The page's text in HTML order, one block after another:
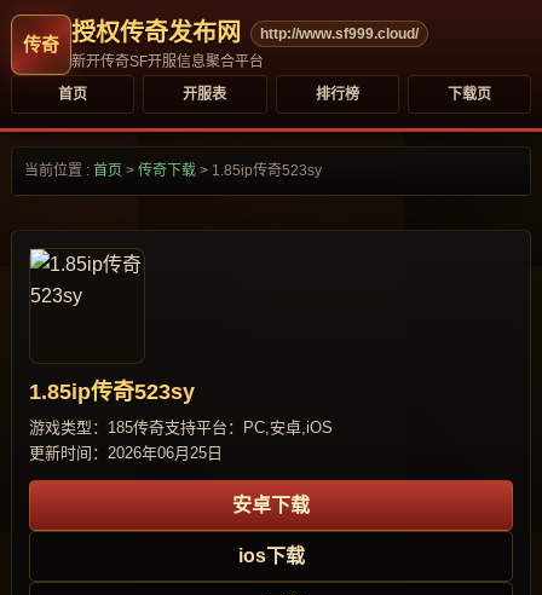
授权传奇发布网
http://www.sf999.cloud/
新开传奇SF开服信息聚合平台
首页
开服表 排行榜 下载页
当前位置 : 首页 > 传奇下载 > 1.85ip传奇523sy
1.85ip传奇523sy
游戏类型：185传奇支持平台：PC,安卓,iOS
更新时间：2026年06月25日
安卓下载
ios下载